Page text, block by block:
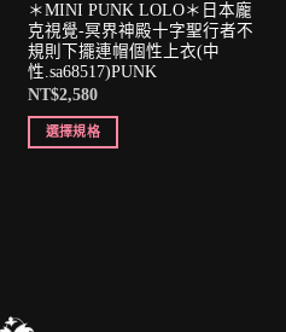
＊MINI PUNK LOLO＊日本龐
克視覺-冥界神殿十字聖行者不
規則下擺連帽個性上衣(中
性.sa68517)PUNK
NT$2,580
選擇規格